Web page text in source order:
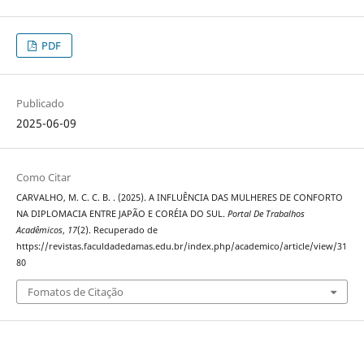
PDF
Publicado
2025-06-09
Como Citar
CARVALHO, M. C. C. B. . (2025). A INFLUÊNCIA DAS MULHERES DE CONFORTO
NA DIPLOMACIA ENTRE JAPÃO E CORÉIA DO SUL. Portal De Trabalhos
Acadêmicos, 17(2). Recuperado de
https://revistas.faculdadedamas.edu.br/index.php/academico/article/view/31
80
Fomatos de Citação